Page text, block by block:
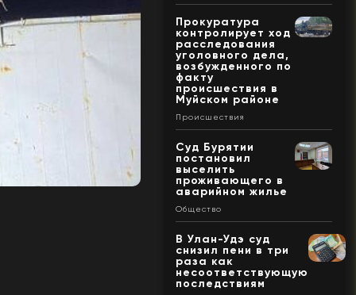
Прокуратура
контролирует ход
расследования
уголовного дела,
возбужденного по
факту
происшествия в
Муйском районе
Происшествия
Суд Бурятии
постановил
выселить
проживающего в
аварийном жилье
Общество
В Улан-Удэ суд
снизил пени в три
раза как
несоответствующую
последствиям